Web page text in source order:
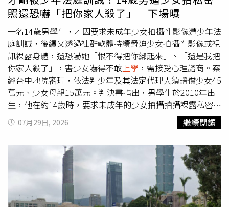
易投入：「看到老奶奶被欺負，情緒很自然就出來了。我本
來就很重視長輩，也希望大家遇到需要幫助的人時，都能多
一點善意。」談及與王識賢的首次合作，羅志祥開心表示：
「識賢哥私底下跟螢幕上的形象差很多，很親切也很照顧大
家。」他補充道，只要對方一進入角色，氣場極強，「很多
對手戲不用刻意演，情緒就會被帶進去，從他身上學到很
多！」王識賢也對羅志祥讚不絕口：「跟他對戲時發現他節
奏感非常好，就像他跳舞一樣，他的神來一筆對戲劇都是非
常加分的！」
照還恐嚇「把你家人殺了」 下場曝
一名14歲男學生，才因要求未成年少女拍攝性影像遭少年法
庭訓誡，後續又透過社群軟體持續脅迫少女拍攝性影像或視
訊裸露身體，還恐嚇她「恨不得把你綁起來」、「還是我把
你家人殺了」，害少女嚇得不敢 上學 ，需接受心理諮商。案
經台中地院審理，依法判少年及其法定代理人須賠償少女45
萬元、少女母親15萬元。判決書指出，男學生於2010年出
生，他在約14歲時，要求未成年的少女拍攝拍攝裸露私密部
位的性影像，並上傳給他觀看，後續在2024年間經高雄少
年及家事法院認定觸犯《兒童及少年性剝削防制條例》第36
條第5項、第2項引誘少年自行拍攝性影像未遂罪，予以訓
誠。然而，男學生經訓誠後仍不知悔改，仍不斷透過
LINE、TikTok、Messenger傳送如訊息騷擾少女，內容包
括「我現在很想看你的身體」、「我要內射你」、「那我可
要頂更大力了」、「我想跟你做愛」等等，並多次要求少女
拍攝裸露私密部位的性影像，或以視訊電話方式讓他看私密
07月29日, 2026 繼續閱讀